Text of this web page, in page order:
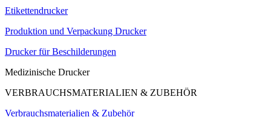
Etikettendrucker
Produktion und Verpackung Drucker
Drucker für Beschilderungen
Medizinische Drucker
VERBRAUCHSMATERIALIEN & ZUBEHÖR
Verbrauchsmaterialien & Zubehör